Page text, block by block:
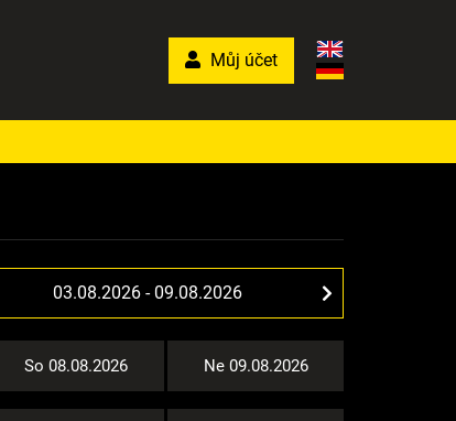
Můj účet
So 08.08.2026 Ne 09.08.2026